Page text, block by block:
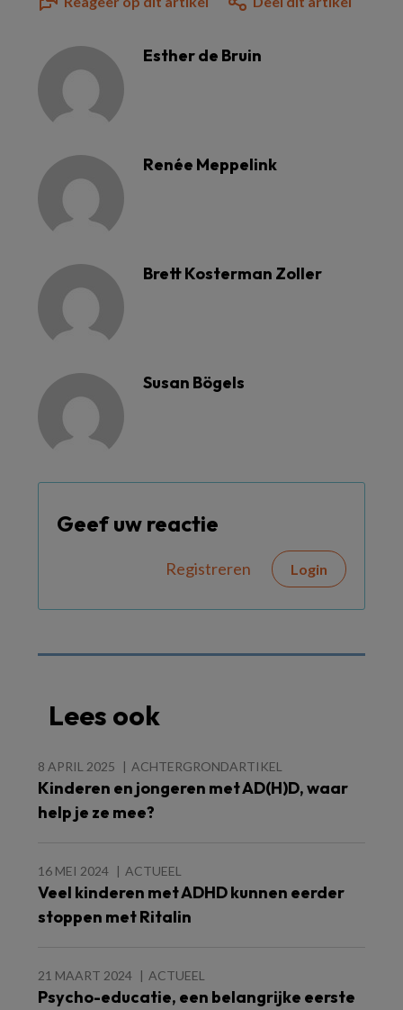
Esther de Bruin
Renée Meppelink
Brett Kosterman Zoller
Susan Bögels
Geef uw reactie
Registreren Login
Lees ook
8 APRIL 2025 ACHTERGRONDARTIKEL
Kinderen en jongeren met AD(H)D, waar
help je ze mee?
16 MEI 2024 ACTUEEL
Veel kinderen met ADHD kunnen eerder
stoppen met Ritalin
21 MAART 2024 ACTUEEL
Psycho-educatie, een belangrijke eerste